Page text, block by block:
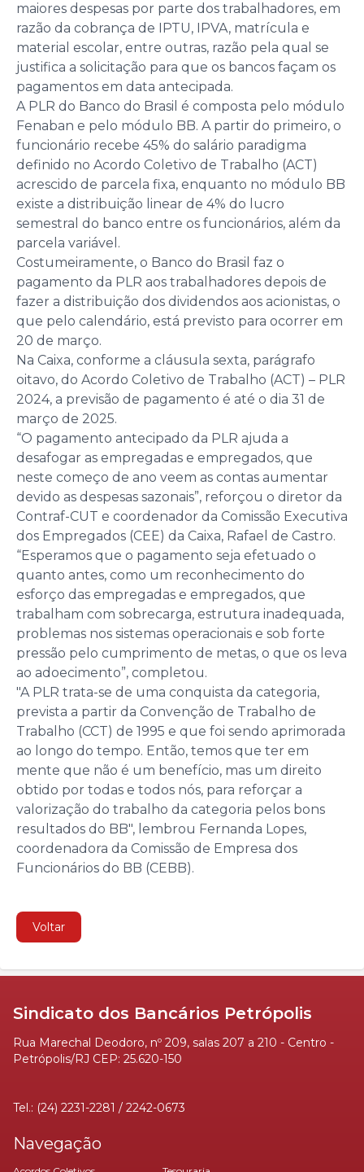
maiores despesas por parte dos trabalhadores, em
razão da cobrança de IPTU, IPVA, matrícula e
material escolar, entre outras, razão pela qual se
justifica a solicitação para que os bancos façam os
pagamentos em data antecipada.
A PLR do Banco do Brasil é composta pelo módulo
Fenaban e pelo módulo BB. A partir do primeiro, o
funcionário recebe 45% do salário paradigma
definido no Acordo Coletivo de Trabalho (ACT)
acrescido de parcela fixa, enquanto no módulo BB
existe a distribuição linear de 4% do lucro
semestral do banco entre os funcionários, além da
parcela variável.
Costumeiramente, o Banco do Brasil faz o
pagamento da PLR aos trabalhadores depois de
fazer a distribuição dos dividendos aos acionistas, o
que pelo calendário, está previsto para ocorrer em
20 de março.
Na Caixa, conforme a cláusula sexta, parágrafo
oitavo, do Acordo Coletivo de Trabalho (ACT) – PLR
2024, a previsão de pagamento é até o dia 31 de
março de 2025.
“O pagamento antecipado da PLR ajuda a
desafogar as empregadas e empregados, que
neste começo de ano veem as contas aumentar
devido as despesas sazonais”, reforçou o diretor da
Contraf-CUT e coordenador da Comissão Executiva
dos Empregados (CEE) da Caixa, Rafael de Castro.
“Esperamos que o pagamento seja efetuado o
quanto antes, como um reconhecimento do
esforço das empregadas e empregados, que
trabalham com sobrecarga, estrutura inadequada,
problemas nos sistemas operacionais e sob forte
pressão pelo cumprimento de metas, o que os leva
ao adoecimento”, completou.
"A PLR trata-se de uma conquista da categoria,
prevista a partir da Convenção de Trabalho de
Trabalho (CCT) de 1995 e que foi sendo aprimorada
ao longo do tempo. Então, temos que ter em
mente que não é um benefício, mas um direito
obtido por todas e todos nós, para reforçar a
valorização do trabalho da categoria pelos bons
resultados do BB", lembrou Fernanda Lopes,
coordenadora da Comissão de Empresa dos
Funcionários do BB (CEBB).
Voltar
Sindicato dos Bancários Petrópolis
Rua Marechal Deodoro, nº 209, salas 207 a 210 - Centro -
Petrópolis/RJ CEP: 25.620-150
Tel.: (24) 2231-2281 / 2242-0673
Navegação